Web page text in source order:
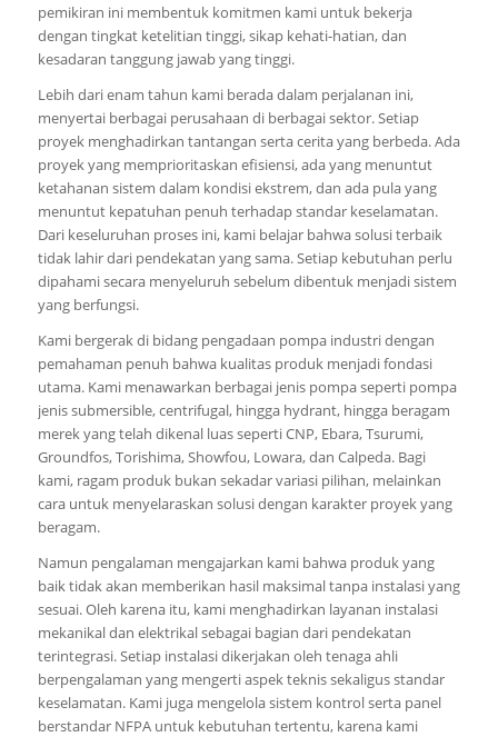
pemikiran ini membentuk komitmen kami untuk bekerja
dengan tingkat ketelitian tinggi, sikap kehati-hatian, dan
kesadaran tanggung jawab yang tinggi.
Lebih dari enam tahun kami berada dalam perjalanan ini,
menyertai berbagai perusahaan di berbagai sektor. Setiap
proyek menghadirkan tantangan serta cerita yang berbeda. Ada
proyek yang memprioritaskan efisiensi, ada yang menuntut
ketahanan sistem dalam kondisi ekstrem, dan ada pula yang
menuntut kepatuhan penuh terhadap standar keselamatan.
Dari keseluruhan proses ini, kami belajar bahwa solusi terbaik
tidak lahir dari pendekatan yang sama. Setiap kebutuhan perlu
dipahami secara menyeluruh sebelum dibentuk menjadi sistem
yang berfungsi.
Kami bergerak di bidang pengadaan pompa industri dengan
pemahaman penuh bahwa kualitas produk menjadi fondasi
utama. Kami menawarkan berbagai jenis pompa seperti pompa
jenis submersible, centrifugal, hingga hydrant, hingga beragam
merek yang telah dikenal luas seperti CNP, Ebara, Tsurumi,
Groundfos, Torishima, Showfou, Lowara, dan Calpeda. Bagi
kami, ragam produk bukan sekadar variasi pilihan, melainkan
cara untuk menyelaraskan solusi dengan karakter proyek yang
beragam.
Namun pengalaman mengajarkan kami bahwa produk yang
baik tidak akan memberikan hasil maksimal tanpa instalasi yang
sesuai. Oleh karena itu, kami menghadirkan layanan instalasi
mekanikal dan elektrikal sebagai bagian dari pendekatan
terintegrasi. Setiap instalasi dikerjakan oleh tenaga ahli
berpengalaman yang mengerti aspek teknis sekaligus standar
keselamatan. Kami juga mengelola sistem kontrol serta panel
berstandar NFPA untuk kebutuhan tertentu, karena kami